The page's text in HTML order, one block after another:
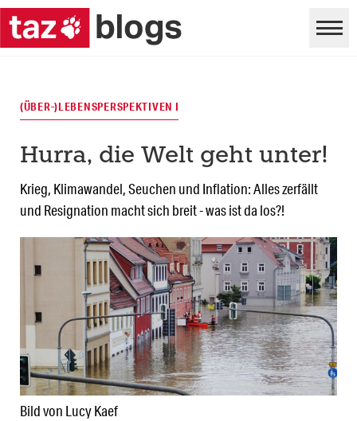
Bild von Lucy Kaef
(ÜBER-)LEBENSPERSPEKTIVEN I
Hurra, die Welt geht unter!
Krieg, Klimawandel, Seuchen und Inflation: Alles zerfällt
und Resignation macht sich breit - was ist da los?!